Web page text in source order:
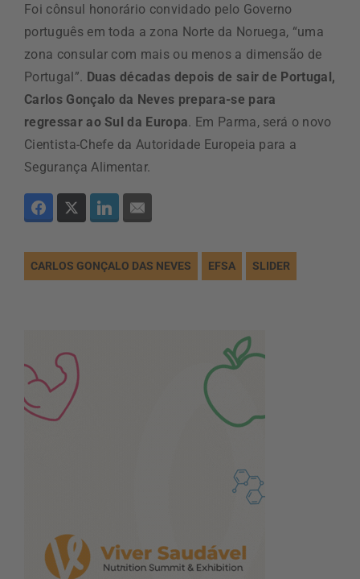
Foi cônsul honorário convidado pelo Governo
português em toda a zona Norte da Noruega, “uma
zona consular com mais ou menos a dimensão de
Portugal”. Duas décadas depois de sair de Portugal,
Carlos Gonçalo da Neves prepara-se para
regressar ao Sul da Europa. Em Parma, será o novo
Cientista-Chefe da Autoridade Europeia para a
Segurança Alimentar.
CARLOS GONÇALO DAS NEVES EFSA SLIDER